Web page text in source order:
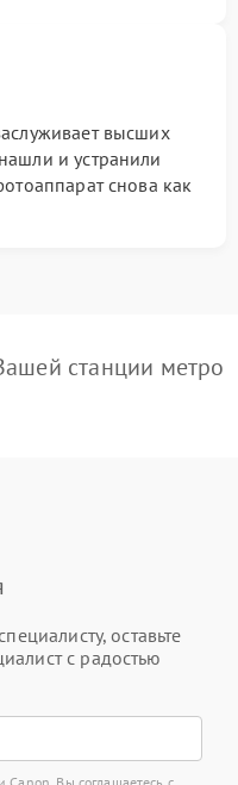
высших
и устранили
снова как
станции метро
оставьте
с радостью